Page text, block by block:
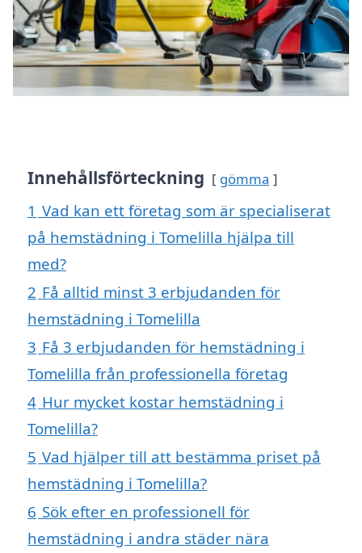
Innehållsförteckning gömma
1 Vad kan ett företag som är specialiserat
på hemstädning i Tomelilla hjälpa till
med?
2 Få alltid minst 3 erbjudanden för
hemstädning i Tomelilla
3 Få 3 erbjudanden för hemstädning i
Tomelilla från professionella företag
4 Hur mycket kostar hemstädning i
Tomelilla?
5 Vad hjälper till att bestämma priset på
hemstädning i Tomelilla?
6 Sök efter en professionell för
hemstädning i andra städer nära